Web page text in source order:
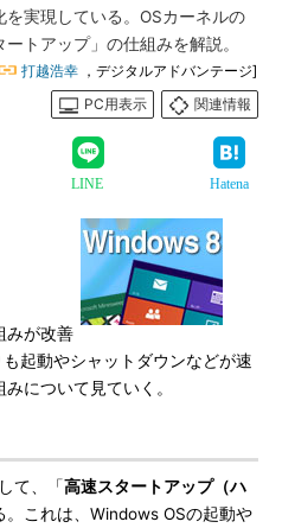
実現している。OSカーネルの
トアップ」の仕組みを解説。
打越浩幸 ，デジタルアドバンテージ]
PC用表示
関連情報
LINE Hatena
みが改善
起動やシャットダウンなどが速
について見ていく。
て、「高速スタートアップ（ハ
。これは、Windows OSの起動や